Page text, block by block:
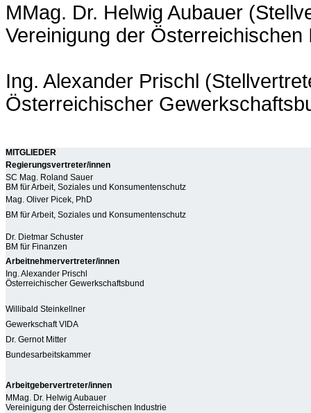
MMag. Dr. Helwig Aubauer
Vereinigung der Österreichischen
Ing. Alexander Prischl
Österreichischer
MITGLIEDER
Regierungsvertreter/innen
SC Mag. Roland Sauer
BM für Arbeit, Soziales und Konsumentenschutz
Mag. Oliver Picek, PhD
BM für Arbeit, Soziales und Konsumentenschutz
Dr. Dietmar Schuster
BM für Finanzen
Arbeitnehmervertreter/innen
Ing. Alexander Prischl
Österreichischer Gewerkschaftsbund
Willibald Steinkellner
Gewerkschaft VIDA
Dr. Gernot Mitter
Bundesarbeitskammer
Arbeitgebervertreter/innen
MMag. Dr. Helwig Aubauer
Vereinigung der Österreichischen Industrie